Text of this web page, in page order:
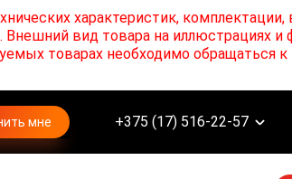
характеристик,
Внешний вид товара на иллюстрациях и
товарах необходимо обращаться
мне +375 (17) 516-22-57